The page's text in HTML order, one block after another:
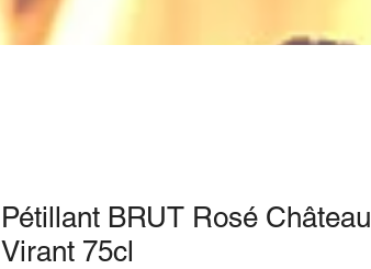
Pétillant BRUT Rosé Château
Virant 75cl